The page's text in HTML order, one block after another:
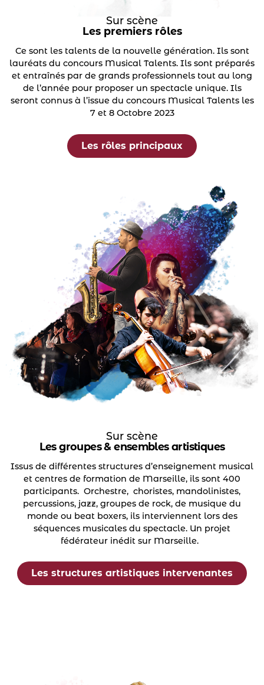
Sur scène
Les premiers rôles
Ce sont les talents de la nouvelle génération. Ils sont
lauréats du concours Musical Talents. Ils sont préparés
et entraînés par de grands professionnels tout au long
de l’année pour proposer un spectacle unique. Ils
seront connus à l’issue du concours Musical Talents les
7 et 8 Octobre 2023
Les rôles principaux
Sur scène
Les groupes & ensembles artistiques
Issus de différentes structures d’enseignement musical
et centres de formation de Marseille, ils sont 400
participants. Orchestre, choristes, mandolinistes,
percussions, jazz, groupes de rock, de musique du
monde ou beat boxers, ils interviennent lors des
séquences musicales du spectacle. Un projet
fédérateur inédit sur Marseille.
Les structures artistiques intervenantes